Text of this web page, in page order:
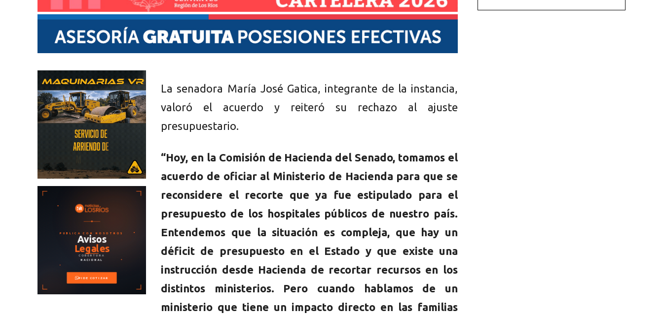
La senadora María José Gatica, integrante de la instancia,
valoró el acuerdo y reiteró su rechazo al ajuste
presupuestario.
“Hoy, en la Comisión de Hacienda del Senado, tomamos el
acuerdo de oficiar al Ministerio de Hacienda para que se
reconsidere el recorte que ya fue estipulado para el
presupuesto de los hospitales públicos de nuestro país.
Entendemos que la situación es compleja, que hay un
déficit de presupuesto en el Estado y que existe una
instrucción desde Hacienda de recortar recursos en los
distintos ministerios. Pero cuando hablamos de un
ministerio que tiene un impacto directo en las familias